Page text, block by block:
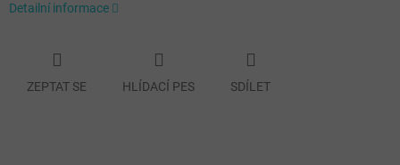
Detailní informace
ZEPTAT SE HLÍDACÍ PES SDÍLET